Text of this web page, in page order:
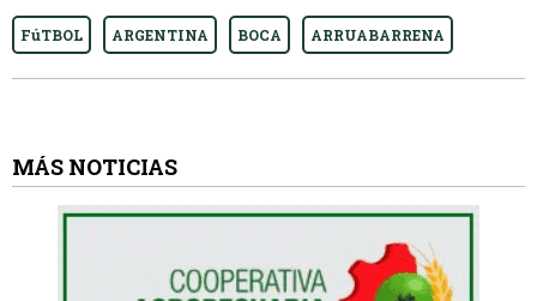
FúTBOL ARGENTINA BOCA ARRUABARRENA
MÁS NOTICIAS